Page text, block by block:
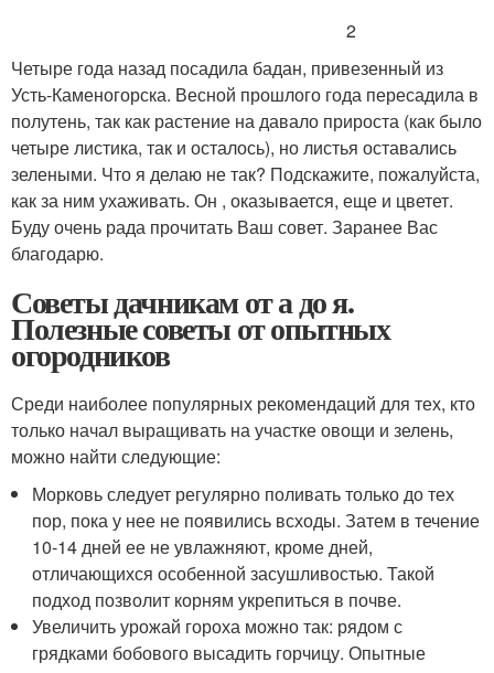
2
Четыре года назад посадила бадан, привезенный из
Усть-Каменогорска. Весной прошлого года пересадила в
полутень, так как растение на давало прироста (как было
четыре листика, так и осталось), но листья оставались
зелеными. Что я делаю не так? Подскажите, пожалуйста,
как за ним ухаживать. Он , оказывается, еще и цветет.
Буду очень рада прочитать Ваш совет. Заранее Вас
благодарю.
Советы дачникам от а до я.
Полезные советы от опытных
огородников
Среди наиболее популярных рекомендаций для тех, кто
только начал выращивать на участке овощи и зелень,
можно найти следующие:
Морковь следует регулярно поливать только до тех
пор, пока у нее не появились всходы. Затем в течение
10-14 дней ее не увлажняют, кроме дней,
отличающихся особенной засушливостью. Такой
подход позволит корням укрепиться в почве.
Увеличить урожай гороха можно так: рядом с
грядками бобового высадить горчицу. Опытные